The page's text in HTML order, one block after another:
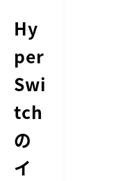
Hy
per
Swi
tch
の
イ